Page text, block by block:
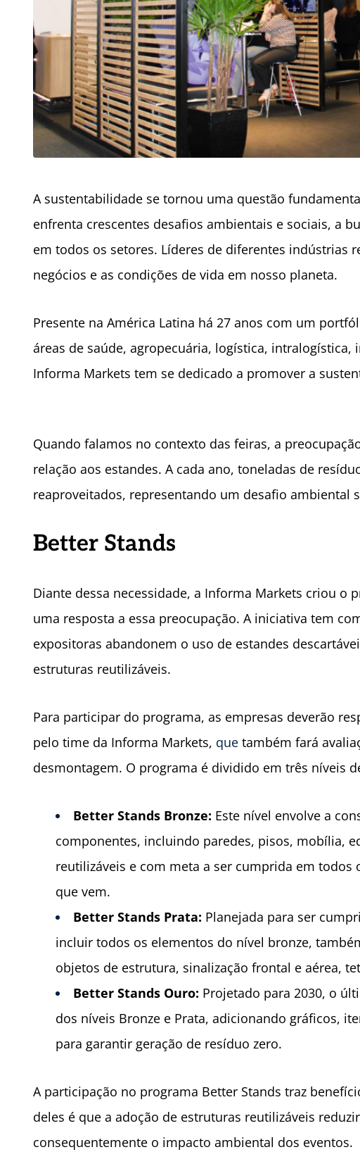
A sustentabilidade se tornou uma questão
enfrenta crescentes desafios ambientais e sociais, a
em todos os setores. Líderes de diferentes indústrias
negócios e as condições de vida em nosso planeta.
Presente na América Latina há 27 anos com um
áreas de saúde, agropecuária, logística,
Informa Markets tem se dedicado a promover a
Quando falamos no contexto das feiras, a
relação aos estandes. A cada ano, toneladas de
reaproveitados, representando um desafio ambiental
Better Stands
Diante dessa necessidade, a Informa Markets criou o
uma resposta a essa preocupação. A iniciativa tem
expositoras abandonem o uso de estandes
estruturas reutilizáveis.
Para participar do programa, as empresas deverão
pelo time da Informa Markets, que também fará
desmontagem. O programa é dividido em três níveis
Better Stands Bronze: Este nível envolve a
componentes, incluindo paredes, pisos, mobília,
reutilizáveis e com meta a ser cumprida em todos
que vem.
Better Stands Prata: Planejada para ser
incluir todos os elementos do nível bronze,
objetos de estrutura, sinalização frontal e aérea,
Better Stands Ouro: Projetado para 2030, o
dos níveis Bronze e Prata, adicionando gráficos,
para garantir geração de resíduo zero.
A participação no programa Better Stands traz
deles é que a adoção de estruturas reutilizáveis
consequentemente o impacto ambiental dos eventos.